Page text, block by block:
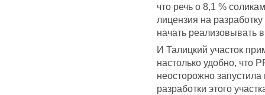
что речь о 8,1 %
лицензия на
начать реализовывать
И Талицкий участок
настолько удобно, что
неосторожно
разработки этого